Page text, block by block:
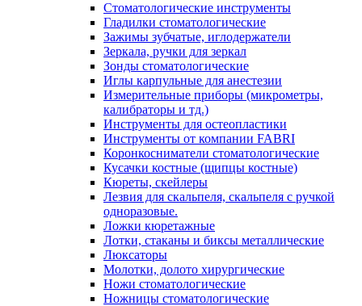
Стоматологические инструменты
Гладилки стоматологические
Зажимы зубчатые, иглодержатели
Зеркала, ручки для зеркал
Зонды стоматологические
Иглы карпульные для анестезии
Измерительные приборы (микрометры,
калибраторы и тд.)
Инструменты для остеопластики
Инструменты от компании FABRI
Коронкосниматели стоматологические
Кусачки костные (щипцы костные)
Кюреты, скейлеры
Лезвия для скальпеля, скальпеля с ручкой
одноразовые.
Ложки кюретажные
Лотки, стаканы и биксы металлические
Люксаторы
Молотки, долото хирургические
Ножи стоматологические
Ножницы стоматологические